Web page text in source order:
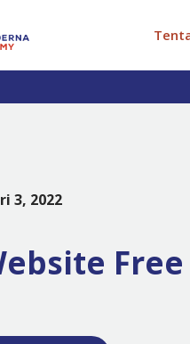
3, 2022